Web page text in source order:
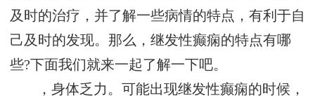
及时的治疗，并了解一些病情的特点，有利于自
己及时的发现。那么，继发性癫痫的特点有哪
些?下面我们就来一起了解一下吧。
，身体乏力。可能出现继发性癫痫的时候，